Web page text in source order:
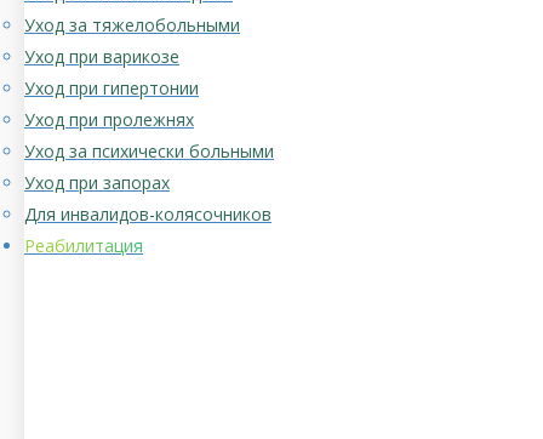
Уход за тяжелобольными
Уход при варикозе
Уход при гипертонии
Уход при пролежнях
Уход за психически больными
Уход при запорах
Для инвалидов-колясочников
Реабилитация